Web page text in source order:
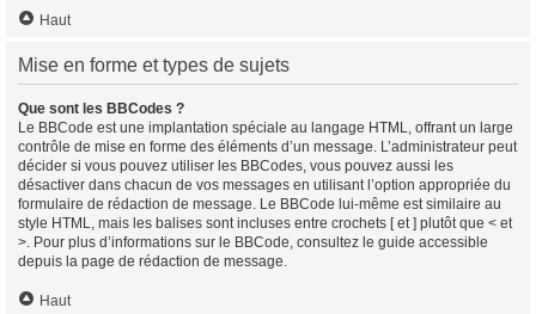
Haut
Mise en forme et types de sujets
Que sont les BBCodes ?
Le BBCode est une implantation spéciale au langage HTML, offrant un large
contrôle de mise en forme des éléments d’un message. L’administrateur peut
décider si vous pouvez utiliser les BBCodes, vous pouvez aussi les
désactiver dans chacun de vos messages en utilisant l’option appropriée du
formulaire de rédaction de message. Le BBCode lui-même est similaire au
style HTML, mais les balises sont incluses entre crochets [ et ] plutôt que < et
>. Pour plus d’informations sur le BBCode, consultez le guide accessible
depuis la page de rédaction de message.
Haut